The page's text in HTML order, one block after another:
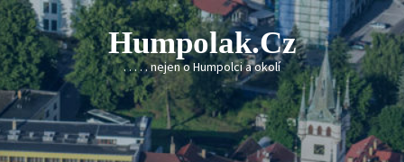
Skip
to
content
Humpolak.cz
. . . . . nejen o Humpolci a okolí